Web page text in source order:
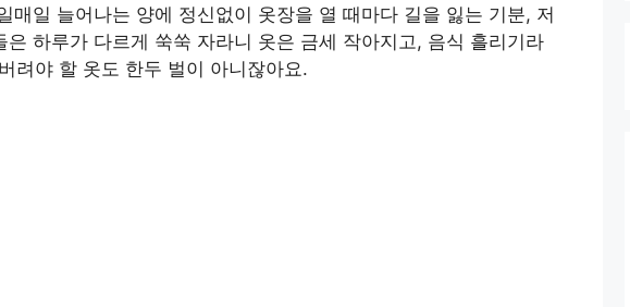
매일 늘어나는 양에 정신없이 옷장을 열 때마다 길을 잃는 기분, 저
하루가 다르게 쑥쑥 자라니 옷은 금세 작아지고, 음식 흘리기라
려야 할 옷도 한두 벌이 아니잖아요.